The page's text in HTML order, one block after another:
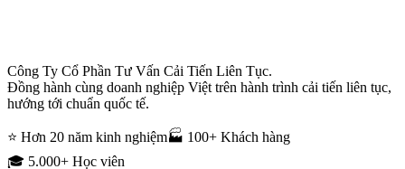
Công Ty Cổ Phần Tư Vấn Cải Tiến Liên Tục.
Đồng hành cùng doanh nghiệp Việt trên hành trình cải tiến liên tục,
hướng tới chuẩn quốc tế.
⭐ Hơn 20 năm kinh nghiệm🏭 100+ Khách hàng
🎓 5.000+ Học viên